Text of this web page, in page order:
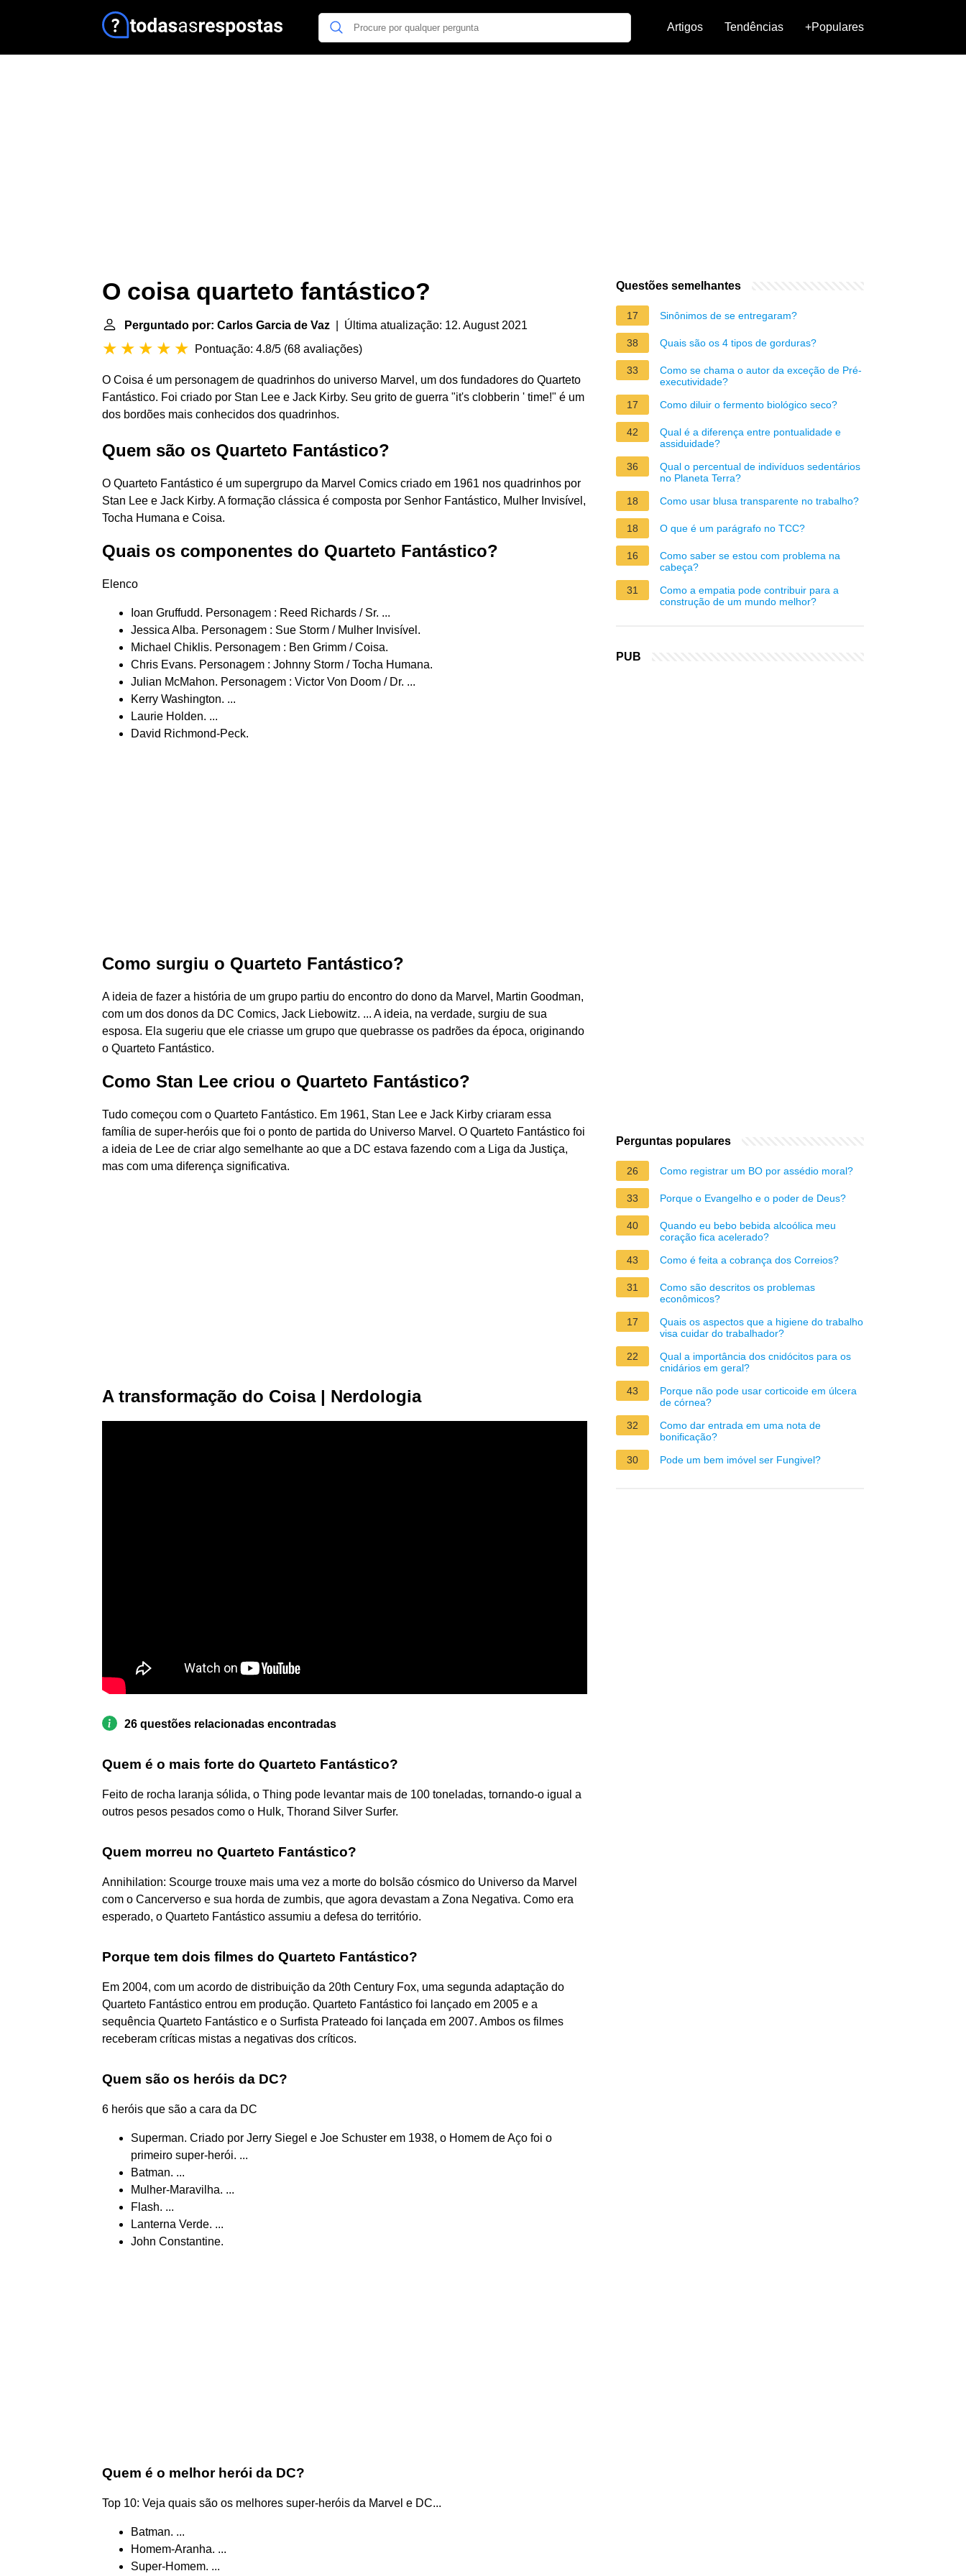
Artigos Tendências +Populares
O coisa quarteto fantástico?
Perguntado por: Carlos Garcia de Vaz | Última atualização: 12. August 2021
Pontuação: 4.8/5 (68 avaliações)
O Coisa é um personagem de quadrinhos do universo Marvel, um dos fundadores do Quarteto
Fantástico. Foi criado por Stan Lee e Jack Kirby. Seu grito de guerra "it's clobberin ' time!" é um
dos bordões mais conhecidos dos quadrinhos.
Quem são os Quarteto Fantástico?
O Quarteto Fantástico é um supergrupo da Marvel Comics criado em 1961 nos quadrinhos por
Stan Lee e Jack Kirby. A formação clássica é composta por Senhor Fantástico, Mulher Invisível,
Tocha Humana e Coisa.
Quais os componentes do Quarteto Fantástico?
Elenco
Ioan Gruffudd. Personagem : Reed Richards / Sr. ...
Jessica Alba. Personagem : Sue Storm / Mulher Invisível.
Michael Chiklis. Personagem : Ben Grimm / Coisa.
Chris Evans. Personagem : Johnny Storm / Tocha Humana.
Julian McMahon. Personagem : Victor Von Doom / Dr. ...
Kerry Washington. ...
Laurie Holden. ...
David Richmond-Peck.
Como surgiu o Quarteto Fantástico?
A ideia de fazer a história de um grupo partiu do encontro do dono da Marvel, Martin Goodman,
com um dos donos da DC Comics, Jack Liebowitz. ... A ideia, na verdade, surgiu de sua
esposa. Ela sugeriu que ele criasse um grupo que quebrasse os padrões da época, originando
o Quarteto Fantástico.
Como Stan Lee criou o Quarteto Fantástico?
Tudo começou com o Quarteto Fantástico. Em 1961, Stan Lee e Jack Kirby criaram essa
família de super-heróis que foi o ponto de partida do Universo Marvel. O Quarteto Fantástico foi
a ideia de Lee de criar algo semelhante ao que a DC estava fazendo com a Liga da Justiça,
mas com uma diferença significativa.
A transformação do Coisa | Nerdologia
26 questões relacionadas encontradas
Quem é o mais forte do Quarteto Fantástico?
Feito de rocha laranja sólida, o Thing pode levantar mais de 100 toneladas, tornando-o igual a
outros pesos pesados ​​como o Hulk, Thorand Silver Surfer.
Quem morreu no Quarteto Fantástico?
Annihilation: Scourge trouxe mais uma vez a morte do bolsão cósmico do Universo da Marvel
com o Cancerverso e sua horda de zumbis, que agora devastam a Zona Negativa. Como era
esperado, o Quarteto Fantástico assumiu a defesa do território.
Porque tem dois filmes do Quarteto Fantástico?
Em 2004, com um acordo de distribuição da 20th Century Fox, uma segunda adaptação do
Quarteto Fantástico entrou em produção. Quarteto Fantástico foi lançado em 2005 e a
sequência Quarteto Fantástico e o Surfista Prateado foi lançada em 2007. Ambos os filmes
receberam críticas mistas a negativas dos críticos.
Quem são os heróis da DC?
6 heróis que são a cara da DC
Superman. Criado por Jerry Siegel e Joe Schuster em 1938, o Homem de Aço foi o
primeiro super-herói. ...
Batman. ...
Mulher-Maravilha. ...
Flash. ...
Lanterna Verde. ...
John Constantine.
Quem é o melhor herói da DC?
Top 10: Veja quais são os melhores super-heróis da Marvel e DC...
Batman. ...
Homem-Aranha. ...
Super-Homem. ...
Questões semelhantes
17 Sinônimos de se entregaram?
38 Quais são os 4 tipos de gorduras?
33
Como se chama o autor da exceção de Pré-
executividade?
17
Como diluir o fermento biológico seco?
42
Qual é a diferença entre pontualidade e
assiduidade?
36
Qual o percentual de indivíduos sedentários
no Planeta Terra?
18
Como usar blusa transparente no trabalho?
18 O que é um parágrafo no TCC?
16
Como saber se estou com problema na
cabeça?
31
Como a empatia pode contribuir para a
construção de um mundo melhor?
PUB
Perguntas populares
26 Como registrar um BO por assédio moral?
33 Porque o Evangelho e o poder de Deus?
40
Quando eu bebo bebida alcoólica meu
coração fica acelerado?
43
Como é feita a cobrança dos Correios?
31
Como são descritos os problemas
econômicos?
17
Quais os aspectos que a higiene do trabalho
visa cuidar do trabalhador?
22
Qual a importância dos cnidócitos para os
cnidários em geral?
43
Porque não pode usar corticoide em úlcera
de córnea?
32
Como dar entrada em uma nota de
bonificação?
30
Pode um bem imóvel ser Fungivel?